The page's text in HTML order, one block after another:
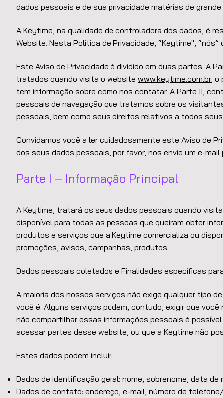
dados pessoais e de sua privacidade matérias de
A Keytime, na qualidade de controladora dos dados, é
Website. Nesta Política de Privacidade, “Keytime",
Este Aviso de Privacidade é dividido em duas partes. A
tratados quando visita o website www.keytime.com.br, o
tem informação sobre como nos contatar. A Parte II,
pessoais de navegação que tratamos sobre os
pessoais, bem como seus direitos relativos a todos
Convidamos você a ler cuidadosamente este Aviso de
dos seus dados pessoais, por favor, nos envie um e-mail
Parte I – Informação Principal
A Keytime, tratará os seus dados pessoais quando
disponível para todas as pessoas que queiram obter
produtos e serviços que a Keytime comercializa ou
promoções, avisos, campanhas, produtos.
Dados pessoais coletados e Finalidades específicas
A maioria dos nossos serviços não exige qualquer tipo
você é. Alguns serviços podem, contudo, exigir que
não compartilhar essas informações pessoais é
acessar partes desse website, ou que a Keytime não
Estes dados podem incluir:
Dados de identificação geral: nome, sobrenome, data
Dados de contato: endereço, e-mail, número de